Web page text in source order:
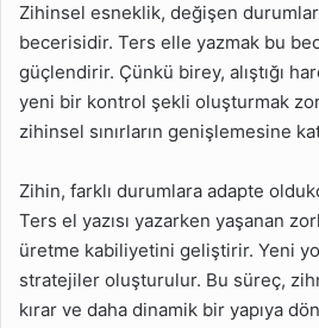
Zihinsel esneklik, değişen
becerisidir. Ters elle yazmak bu
güçlendirir. Çünkü birey, alıştığı
yeni bir kontrol şekli oluşturmak
zihinsel sınırların genişlemesine
Zihin, farklı durumlara adapte
Ters el yazısı yazarken yaşanan
üretme kabiliyetini geliştirir. Yeni
stratejiler oluşturulur. Bu süreç,
kırar ve daha dinamik bir yapıya